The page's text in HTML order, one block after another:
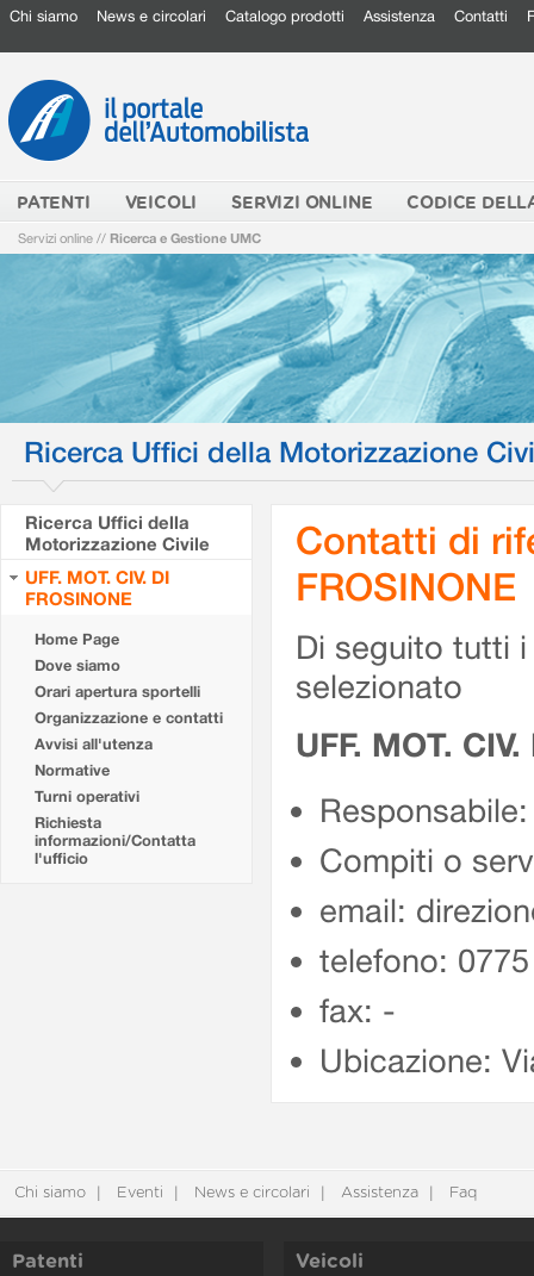
Chi siamo News e circolari Catalogo prodotti Assistenza Contatti
PATENTI VEICOLI SERVIZI ONLINE CODICE
Servizi online // Ricerca e Gestione UMC
Ricerca Uffici della Motorizzazione
Ricerca Uffici della
Motorizzazione Civile
UFF. MOT. CIV. DI
FROSINONE
Home Page
Dove siamo
Orari apertura sportelli
Organizzazione e contatti
Avvisi all'utenza
Normative
Turni operativi
Richiesta
informazioni/Contatta
l'ufficio
Contatti di
FROSINONE
Di seguito tutti
selezionato
UFF. MOT.
Compiti o
email:
telefono:
fax: -
Ubicazione:
Chi siamo Eventi News e circolari Assistenza Faq
Patenti Veicoli